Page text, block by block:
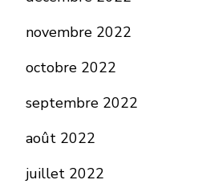
novembre 2022
octobre 2022
septembre 2022
août 2022
juillet 2022